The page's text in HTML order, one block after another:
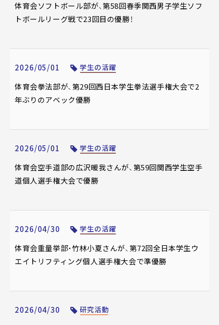
体育会ソフトボール部が、第58回春季関西男子学生ソフ
トボールリーグ戦で23回目の優勝！
2026/05/01 学生の活躍
体育会拳法部が、第29回西日本学生拳法選手権大会で2
年ぶりのアベック優勝
2026/05/01 学生の活躍
体育会空手道部の広沢暖我さんが、第59回関西学生空手
道個人選手権大会で優勝
2026/04/30 学生の活躍
体育会重量挙部・竹林小夏さんが、第72回全日本学生ウ
エイトリフティング個人選手権大会で準優勝
2026/04/30 研究活動